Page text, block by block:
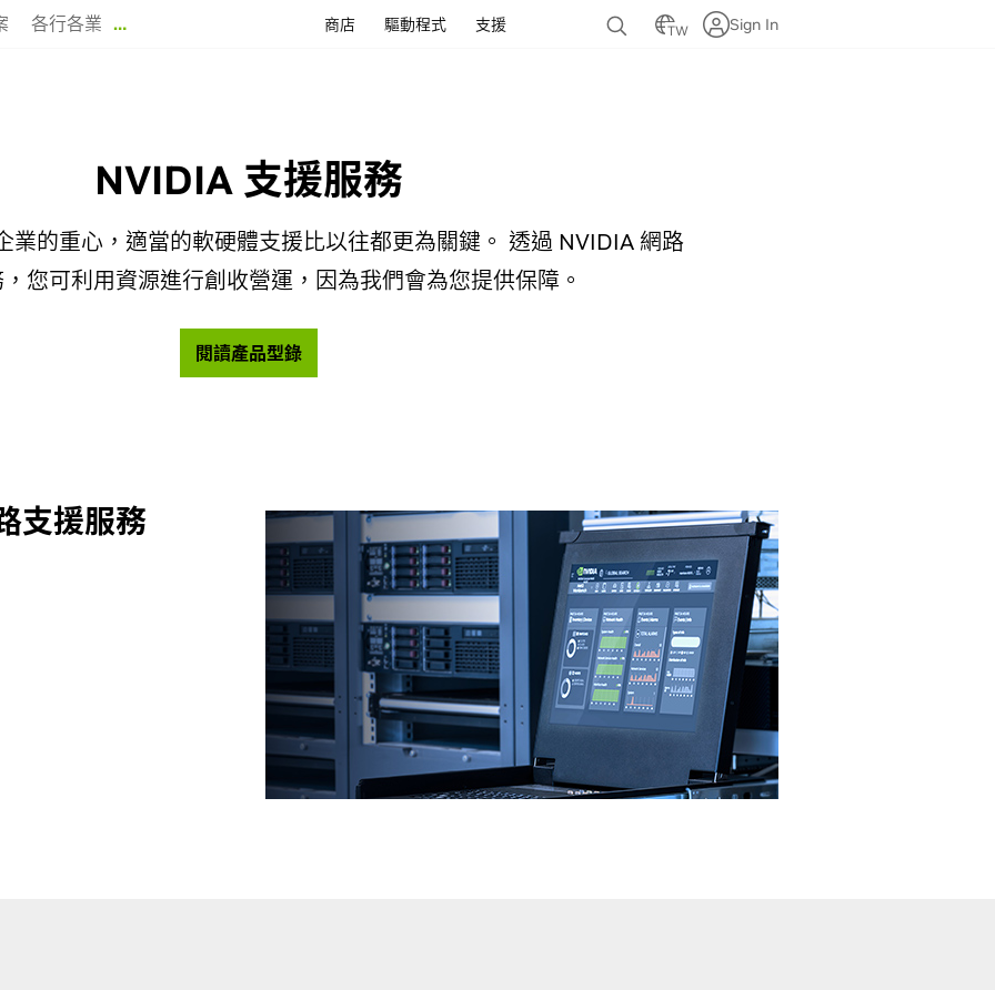
各行各業 … 商店 驅動程式 支援 TW Sign In
NVIDIA 支援服務
業的重心，適當的軟硬體支援比以往都更為關鍵。 透過 NVIDIA 網路
您可利用資源進行創收營運，因為我們會為您提供保障。
閱讀產品型錄
支援服務